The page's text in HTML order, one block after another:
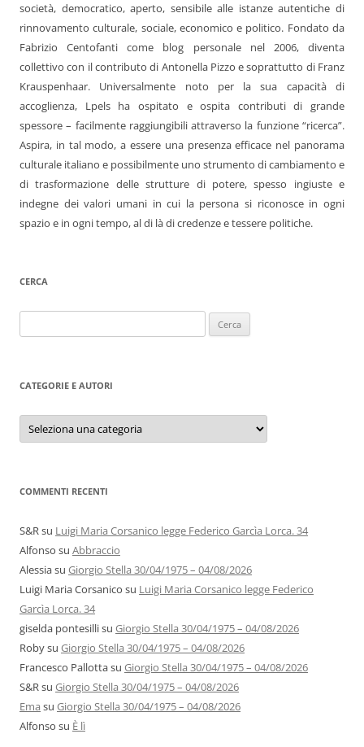
società, democratico, aperto, sensibile alle istanze autentiche di
rinnovamento culturale, sociale, economico e politico. Fondato da
Fabrizio Centofanti come blog personale nel 2006, diventa
collettivo con il contributo di Antonella Pizzo e soprattutto di Franz
Krauspenhaar. Universalmente noto per la sua capacità di
accoglienza, Lpels ha ospitato e ospita contributi di grande
spessore – facilmente raggiungibili attraverso la funzione “ricerca”.
Aspira, in tal modo, a essere una presenza efficace nel panorama
culturale italiano e possibilmente uno strumento di cambiamento e
di trasformazione delle strutture di potere, spesso ingiuste e
indegne dei valori umani in cui la persona si riconosce in ogni
spazio e in ogni tempo, al di là di credenze e tessere politiche.
CERCA
per:
CATEGORIE E AUTORI
Categorie
autori
COMMENTI RECENTI
S&Rsu Luigi Maria Corsanico legge Federico Garcìa Lorca. 34
Alfonso su Abbraccio
Alessiasu Giorgio Stella 30/04/1975 – 04/08/2026
Luigi Maria Corsanico su Luigi Maria Corsanico legge Federico
Garcìa Lorca. 34
giselda pontesillisu Giorgio Stella 30/04/1975 – 04/08/2026
Robysu Giorgio Stella 30/04/1975 – 04/08/2026
Francesco Pallottasu Giorgio Stella 30/04/1975 – 04/08/2026
S&Rsu Giorgio Stella 30/04/1975 – 04/08/2026
Ema su Giorgio Stella 30/04/1975 – 04/08/2026
Alfonso su È lì